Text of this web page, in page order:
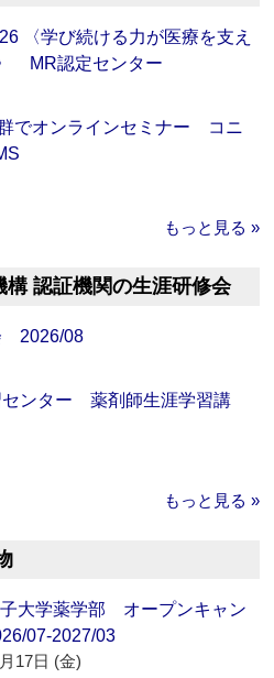
〈学び続ける力が医療を支え
MR認定センター
でオンラインセミナー コニ
もっと見る »
認証機関の生涯研修会
2026/08
センター 薬剤師生涯学習講
もっと見る »
大学薬学部 オープンキャン
07-2027/03
17日 (金)